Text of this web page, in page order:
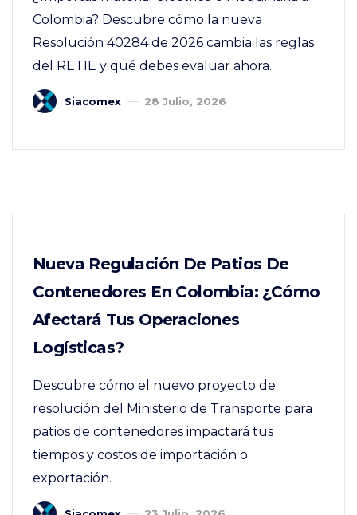
Colombia? Descubre cómo la nueva
Resolución 40284 de 2026 cambia las reglas
del RETIE y qué debes evaluar ahora.
Siacomex 28 Julio, 2026
Nueva Regulación De Patios De
Contenedores En Colombia: ¿cómo
Afectará Tus Operaciones
Logísticas?
Descubre cómo el nuevo proyecto de
resolución del Ministerio de Transporte para
patios de contenedores impactará tus
tiempos y costos de importación o
exportación.